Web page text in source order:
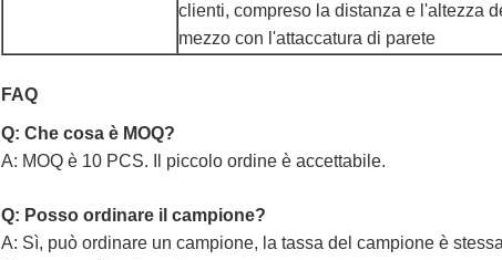
clienti, compreso la distanza e l'altezza
mezzo con l'attaccatura di parete
FAQ
Q: Che cosa è MOQ?
A: MOQ è 10 PCS. Il piccolo ordine è accettabile.
Q: Posso ordinare il campione?
A: Sì, può ordinare un campione, la tassa del campione è